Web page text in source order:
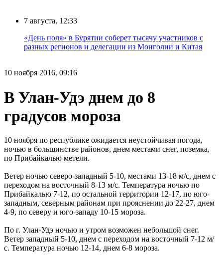
7 августа, 12:33
«День поля» в Бурятии соберет тысячу участников с
разных регионов и делегации из Монголии и Китая
10 ноября 2016, 09:16
В Улан-Удэ днем до 8
градусов мороза
10 ноября по республике ожидается неустойчивая погода,
ночью в большинстве районов, днем местами снег, поземка,
по Прибайкалью метели.
Ветер ночью северо-западный 5-10, местами 13-18 м/с, днем с
переходом на восточный 8-13 м/с. Температура ночью по
Прибайкалью 7-12, по остальной территории 12-17, по юго-
западным, северным районам при прояснении до 22-27, днем
4-9, по северу и юго-западу 10-15 мороза.
По г. Улан-Удэ ночью и утром возможен небольшой снег.
Ветер западный 5-10, днем с переходом на восточный 7-12 м/
с. Температура ночью 12-14, днем 6-8 мороза.